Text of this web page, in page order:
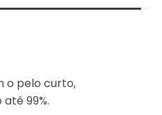
o pelo curto,
99%.